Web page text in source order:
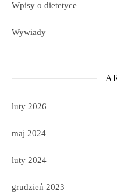
Wpisy o dietetyce
Wywiady
luty 2026
maj 2024
luty 2024
grudzień 2023